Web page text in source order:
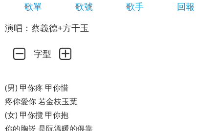
歌單 歌號 歌手
回報
演唱：蔡義德+方千玉
字型
(男) 甲你疼 甲你惜
疼你愛你 若金枝玉葉
(女) 甲你攬 甲你抱
你的胸崁 是阮溫暖的偎靠